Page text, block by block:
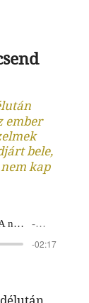
ember
bele,
kap
Jazzation: A négy évszak Nyár 2
-02:17